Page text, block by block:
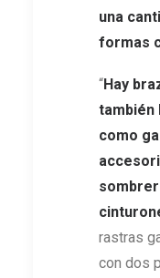
una
formas
“Hay
también
como
rastras
con dos